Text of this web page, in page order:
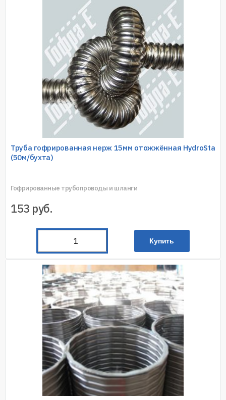
Труба гофрированная нерж 15мм отожжённая HydroSta
(50м/бухта)
Гофрированные трубопроводы и шланги
153 руб.
Купить